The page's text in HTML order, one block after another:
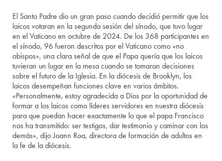
El Santo Padre dio un gran paso cuando decidió permitir que los
laicos votaran en la segunda sesión del sínodo, que tuvo lugar
en el Vaticano en octubre de 2024. De los 368 participantes en
el sínodo, 96 fueron descritos por el Vaticano como «no
obispos», una clara señal de que el Papa quería que los laicos
tuvieran un lugar en la mesa cuando se tomaran decisiones
sobre el futuro de la Iglesia. En la diócesis de Brooklyn, los
laicos desempeñan funciones clave en varios ámbitos.
«Personalmente, estoy agradecida a Dios por la oportunidad de
formar a los laicos como líderes servidores en nuestra diócesis
para que puedan hacer exactamente lo que el papa Francisco
nos ha transmitido: ser testigos, dar testimonio y caminar con los
demás», dijo Joann Roa, directora de formación de adultos en
la fe de la diócesis.